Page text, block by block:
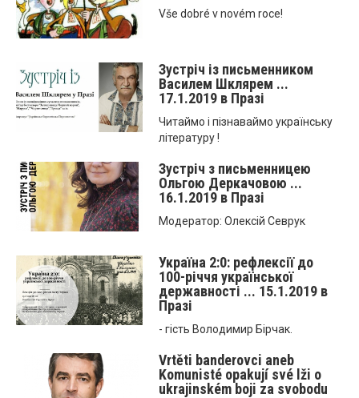
Vše dobré v novém roce!
Зустріч із письменником
Василем Шклярем ...
17.1.2019 в Празі
Читаймо і пізнаваймо українську
літературу !
Зустріч з письменницею
Ольгою Деркачовою ...
16.1.2019 в Празі
Модератор: Олексій Севрук
Україна 2:0: рефлексії до
100-річчя української
державності ... 15.1.2019 в
Празі
- гість Володимир Бірчак.
Vrtěti banderovci aneb
Komunisté opakují své lži o
ukrajinském boji za svobodu